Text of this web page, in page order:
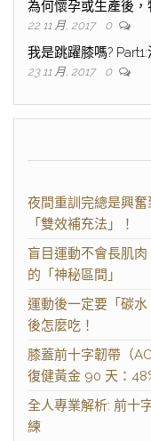
為何懷孕或生產後，
22 11 月, 2017 0
我是跳躍膝嗎?
23 11 月, 2017 0
夜間重訓完總是興
「雙效補充法」！
盲目運動不會長肌
的「神秘區間」
運動後一定要「碳水
後怎麼吃！
膝蓋前十字韌帶（
復健黃金 90 天：
全人專業解析: 前十
練